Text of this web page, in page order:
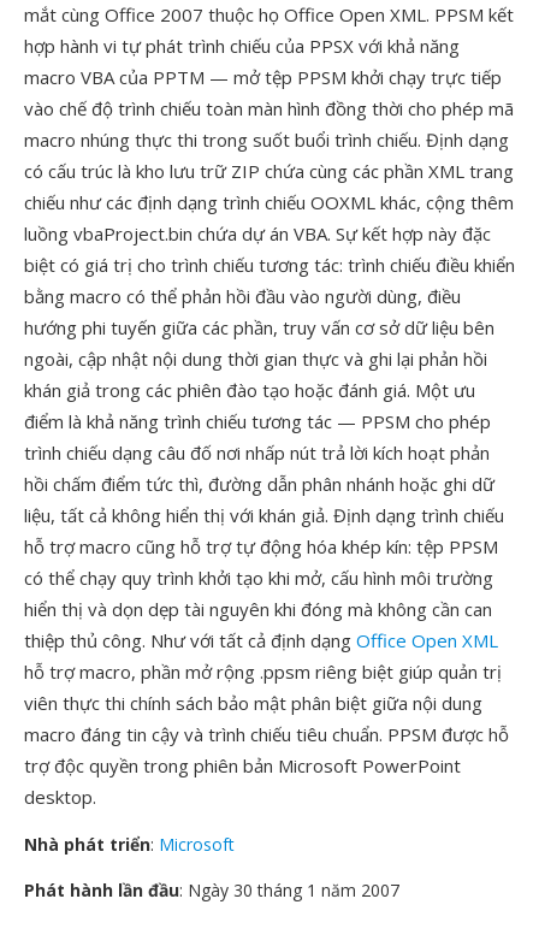
mắt cùng Office 2007 thuộc họ Office Open XML. PPSM kết
hợp hành vi tự phát trình chiếu của PPSX với khả năng
macro VBA của PPTM — mở tệp PPSM khởi chạy trực tiếp
vào chế độ trình chiếu toàn màn hình đồng thời cho phép mã
macro nhúng thực thi trong suốt buổi trình chiếu. Định dạng
có cấu trúc là kho lưu trữ ZIP chứa cùng các phần XML trang
chiếu như các định dạng trình chiếu OOXML khác, cộng thêm
luồng vbaProject.bin chứa dự án VBA. Sự kết hợp này đặc
biệt có giá trị cho trình chiếu tương tác: trình chiếu điều khiển
bằng macro có thể phản hồi đầu vào người dùng, điều
hướng phi tuyến giữa các phần, truy vấn cơ sở dữ liệu bên
ngoài, cập nhật nội dung thời gian thực và ghi lại phản hồi
khán giả trong các phiên đào tạo hoặc đánh giá. Một ưu
điểm là khả năng trình chiếu tương tác — PPSM cho phép
trình chiếu dạng câu đố nơi nhấp nút trả lời kích hoạt phản
hồi chấm điểm tức thì, đường dẫn phân nhánh hoặc ghi dữ
liệu, tất cả không hiển thị với khán giả. Định dạng trình chiếu
hỗ trợ macro cũng hỗ trợ tự động hóa khép kín: tệp PPSM
có thể chạy quy trình khởi tạo khi mở, cấu hình môi trường
hiển thị và dọn dẹp tài nguyên khi đóng mà không cần can
thiệp thủ công. Như với tất cả định dạng Office Open XML
hỗ trợ macro, phần mở rộng .ppsm riêng biệt giúp quản trị
viên thực thi chính sách bảo mật phân biệt giữa nội dung
macro đáng tin cậy và trình chiếu tiêu chuẩn. PPSM được hỗ
trợ độc quyền trong phiên bản Microsoft PowerPoint
desktop.
Nhà phát triển: Microsoft
Phát hành lần đầu: Ngày 30 tháng 1 năm 2007